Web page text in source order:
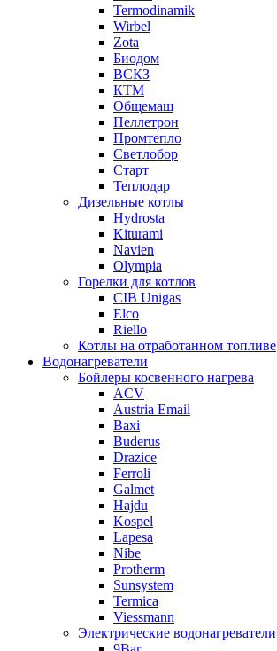
Termodinamik
Wirbel
Zota
Биодом
ВСКЗ
КТМ
Общемаш
Пеллетрон
Промтепло
Светлобор
Старт
Теплодар
Дизельные котлы
Hydrosta
Kiturami
Navien
Olympia
Горелки для котлов
CIB Unigas
Elco
Riello
Котлы на отработанном топливе
Водонагреватели
Бойлеры косвенного нагрева
ACV
Austria Email
Baxi
Buderus
Drazice
Ferroli
Galmet
Hajdu
Kospel
Lapesa
Nibe
Protherm
Sunsystem
Termica
Viessmann
Электрические водонагреватели